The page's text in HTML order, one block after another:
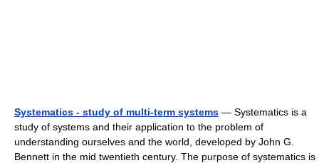
Systematics - study of multi-term systems — Systematics is a
study of systems and their application to the problem of
understanding ourselves and the world, developed by John G.
Bennett in the mid twentieth century. The purpose of systematics is